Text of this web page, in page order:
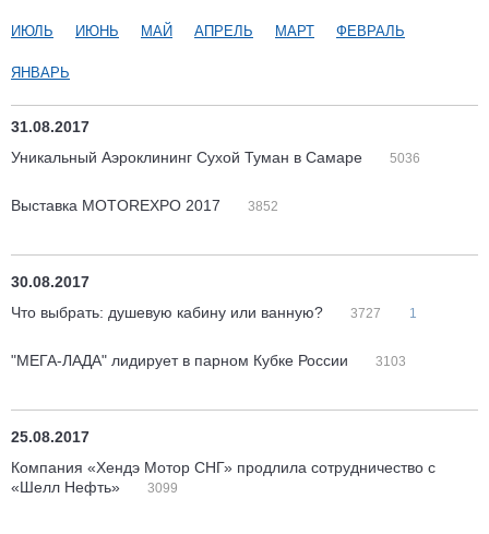
ИЮЛЬ ИЮНЬ МАЙ АПРЕЛЬ МАРТ ФЕВРАЛЬ
ЯНВАРЬ
31.08.2017
Уникальный Аэроклининг Сухой Туман в Самаре
5036
Выставка MOTOREXPO 2017 3852
30.08.2017
Что выбрать: душевую кабину или ванную?
3727 1
"МЕГА-ЛАДА" лидирует в парном Кубке России 3103
25.08.2017
Компания «Хендэ Мотор СНГ» продлила сотрудничество с
«Шелл Нефть»
3099
Статьи